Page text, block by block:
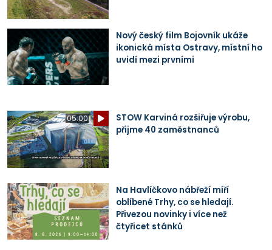
Nový český film Bojovník ukáže
ikonická místa Ostravy, místní ho
uvidí mezi prvními
05:00
STOW Karviná rozšiřuje výrobu,
přijme 40 zaměstnanců
Na Havlíčkovo nábřeží míří
oblíbené Trhy, co se hledají.
Přivezou novinky i více než
čtyřicet stánků